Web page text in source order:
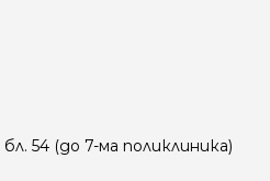
54 (до 7-ма поликлиника)